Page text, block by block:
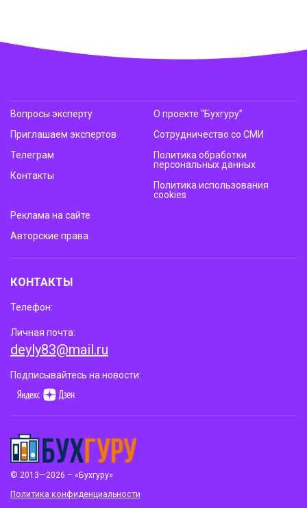
© 2013—2026 – «Бухгуру»
Политика конфиденциальности
Вопросы эксперту
Приглашаем экспертов
Телеграм
Контакты
О проекте “Бухгуру”
Сотрудничество со СМИ
Политика обработки
персональных данных
Политика использования
cookies
Реклама на сайте
Авторские права
КОНТАКТЫ
Телефон:
Личная почта:
deyly83@mail.ru
Подписывайтесь на новости: